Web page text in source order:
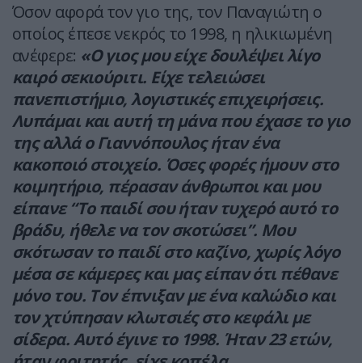
Όσον αφορά τον γιο της, τον Παναγιώτη ο
οποίος έπεσε νεκρός το 1998, η ηλικιωμένη
ανέφερε: «Ο γιος μου είχε δουλέψει λίγο
καιρό σεκιούριτι. Είχε τελειώσει
πανεπιστήμιο, λογιστικές επιχειρήσεις.
Λυπάμαι και αυτή τη μάνα που έχασε το γιο
της αλλά ο Γιαννόπουλος ήταν ένα
κακοποιό στοιχείο. Όσες φορές ήμουν στο
κοιμητήριο, πέρασαν άνθρωποι και μου
είπανε “Το παιδί σου ήταν τυχερό αυτό το
βράδυ, ήθελε να τον σκοτώσει”. Μου
σκότωσαν το παιδί στο καζίνο, χωρίς λόγο
μέσα σε κάμερες και μας είπαν ότι πέθανε
μόνο του. Τον έπνιξαν με ένα καλώδιο και
τον χτύπησαν κλωτσιές στο κεφάλι με
σίδερα. Αυτό έγινε το 1998. Ήταν 23 ετών,